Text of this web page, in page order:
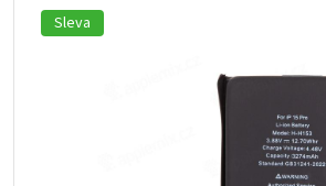
Sleva